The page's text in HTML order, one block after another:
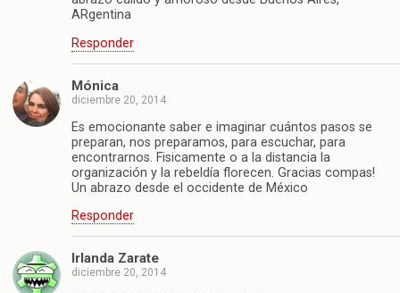
ARgentina
Responder
Mónica
diciembre 20, 2014
Es emocionante saber e imaginar cuántos pasos se
preparan, nos preparamos, para escuchar, para
encontrarnos. Fisicamente o a la distancia la
organización y la rebeldía florecen. Gracias compas!
Un abrazo desde el occidente de México
Responder
Irlanda Zarate
diciembre 20, 2014